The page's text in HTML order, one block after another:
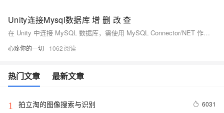
Unity连接Mysql数据库 增 删 改 查
在 Unity 中连接 MySQL 数据库，需使用 MySQL Connector/NET 作为数据库连接驱动，通过提供服务器地址、端口、用户名和密码等信息建立 TCP/IP 连接。代码示例展示了如何创建连接对象并执行增删改查操作，确保数据交互的实现。测试代码中，通过 `MySqlConnection` 类连接数据库，并使用 `MySqlCommand` 执行 SQL 语句，实现数据的查询、插入、删除和更新功能。
心疼你的一切 1062
热门文章 最新文章
1 拍立淘的图像搜索与识别 6031